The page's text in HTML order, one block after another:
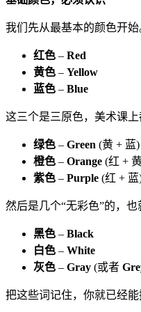
我们先从最基本的颜色开
红色 – Red
黄色 – Yellow
蓝色 – Blue
这三个是三原色，美术课
绿色 – Green (黄 + 蓝)
橙色 – Orange (红 +
紫色 – Purple (红 + 蓝
然后是几个“无彩色”的，也
黑色 – Black
白色 – White
灰色 – Gray (或者
把这些词记住，你就已经